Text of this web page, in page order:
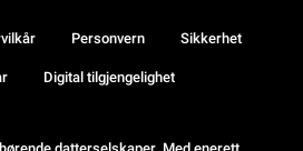
Personvern Sikkerhet
Digital tilgjengelighet